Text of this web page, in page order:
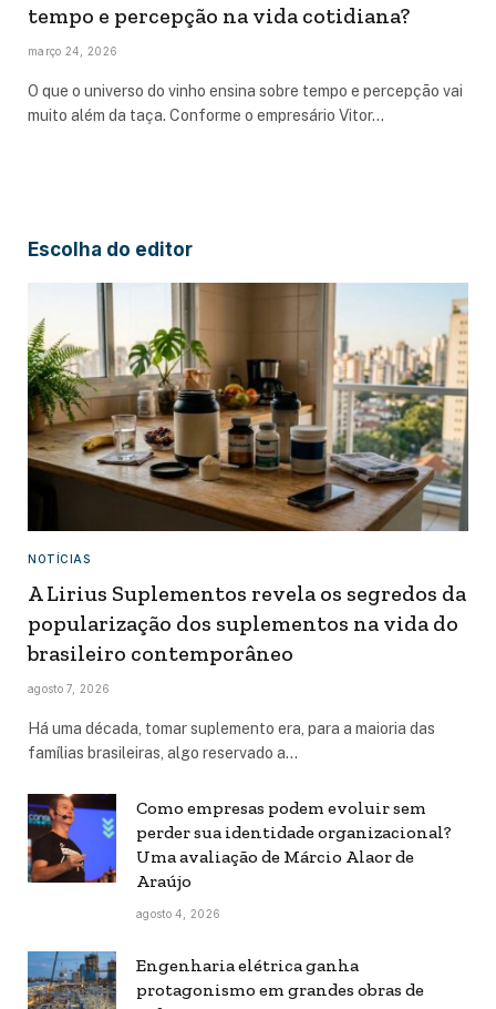
tempo e percepção na vida cotidiana?
março 24, 2026
O que o universo do vinho ensina sobre tempo e percepção vai
muito além da taça. Conforme o empresário Vitor…
Escolha do editor
NOTÍCIAS
A Lirius Suplementos revela os segredos da
popularização dos suplementos na vida do
brasileiro contemporâneo
agosto 7, 2026
Há uma década, tomar suplemento era, para a maioria das
famílias brasileiras, algo reservado a…
Como empresas podem evoluir sem
perder sua identidade organizacional?
Uma avaliação de Márcio Alaor de
Araújo
agosto 4, 2026
Engenharia elétrica ganha
protagonismo em grandes obras de